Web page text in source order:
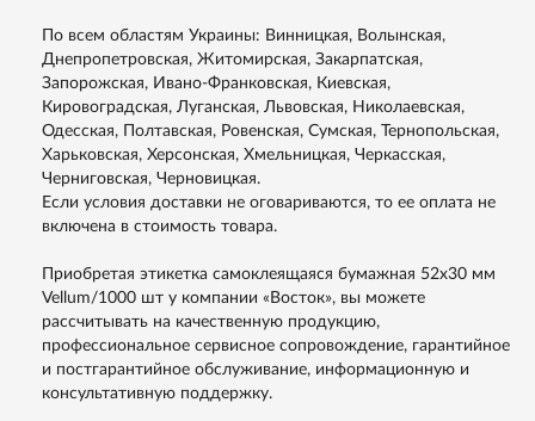
По всем областям Украины: Винницкая, Волынская,
Днепропетровская, Житомирская, Закарпатская,
Запорожская, Ивано-Франковская, Киевская,
Кировоградская, Луганская, Львовская, Николаевская,
Одесская, Полтавская, Ровенская, Сумская, Тернопольская,
Харьковская, Херсонская, Хмельницкая, Черкасская,
Черниговская, Черновицкая.
Если условия доставки не оговариваются, то ее оплата не
включена в стоимость товара.
Приобретая этикетка самоклеящаяся бумажная 52х30 мм
Vellum/1000 шт у компании «Восток», вы можете
рассчитывать на качественную продукцию,
профессиональное сервисное сопровождение, гарантийное
и постгарантийное обслуживание, информационную и
консультативную поддержку.